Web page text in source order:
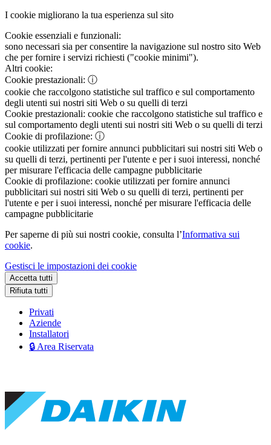
I cookie migliorano la tua esperienza sul sito
Cookie essenziali e funzionali:
sono necessari sia per consentire la navigazione sul nostro sito Web
che per fornire i servizi richiesti ("cookie minimi").
Altri cookie:
Cookie prestazionali: ⓘ
cookie che raccolgono statistiche sul traffico e sul comportamento
degli utenti sui nostri siti Web o su quelli di terzi
Cookie prestazionali: cookie che raccolgono statistiche sul traffico e
sul comportamento degli utenti sui nostri siti Web o su quelli di terzi
Cookie di profilazione: ⓘ
cookie utilizzati per fornire annunci pubblicitari sui nostri siti Web o
su quelli di terzi, pertinenti per l'utente e per i suoi interessi, nonché
per misurare l'efficacia delle campagne pubblicitarie
Cookie di profilazione: cookie utilizzati per fornire annunci
pubblicitari sui nostri siti Web o su quelli di terzi, pertinenti per
l'utente e per i suoi interessi, nonché per misurare l'efficacia delle
campagne pubblicitarie
Per saperne di più sui nostri cookie, consulta l’Informativa sui
cookie.
Gestisci le impostazioni dei cookie
Accetta tutti
Rifiuta tutti
Privati
Aziende
Installatori
🔒 Area Riservata